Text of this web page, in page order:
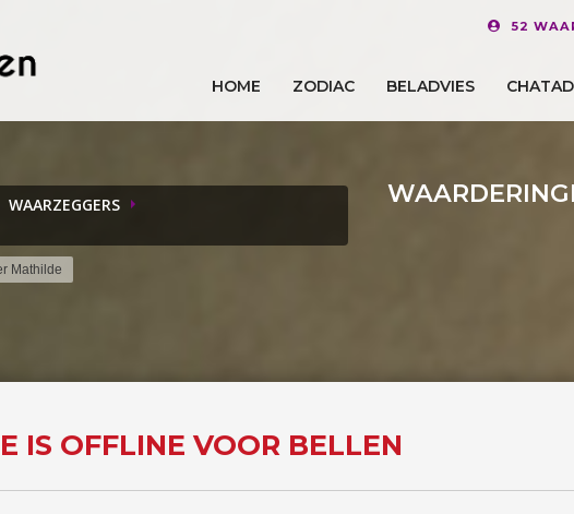
52
HOME ZODIAC BELADVIES
WAARZEGGERS
Mathilde
IS OFFLINE VOOR BELLEN